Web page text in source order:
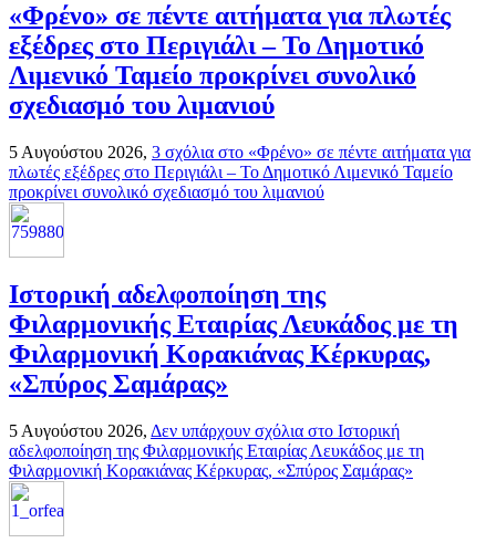
«Φρένο» σε πέντε αιτήματα για πλωτές
εξέδρες στο Περιγιάλι – Το Δημοτικό
Λιμενικό Ταμείο προκρίνει συνολικό
σχεδιασμό του λιμανιού
5 Αυγούστου 2026, 3 σχόλια στο «Φρένο» σε πέντε αιτήματα για
πλωτές εξέδρες στο Περιγιάλι – Το Δημοτικό Λιμενικό Ταμείο
προκρίνει συνολικό σχεδιασμό του λιμανιού
Ιστορική αδελφοποίηση της
Φιλαρμονικής Εταιρίας Λευκάδος με τη
Φιλαρμονική Κορακιάνας Κέρκυρας,
«Σπύρος Σαμάρας»
5 Αυγούστου 2026, Δεν υπάρχουν σχόλια στο Ιστορική
αδελφοποίηση της Φιλαρμονικής Εταιρίας Λευκάδος με τη
Φιλαρμονική Κορακιάνας Κέρκυρας, «Σπύρος Σαμάρας»